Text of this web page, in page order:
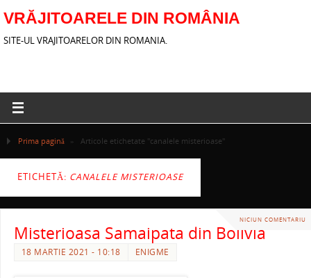
VRĂJITOARELE DIN ROMÂNIA
SITE-UL VRAJITOARELOR DIN ROMANIA.
Prima pagină » Articole etichetate "canalele misterioase"
ETICHETĂ: CANALELE MISTERIOASE
NICIUN COMENTARIU
Misterioasa Samaipata din Bolivia
18 MARTIE 2021 - 10:18 ENIGME